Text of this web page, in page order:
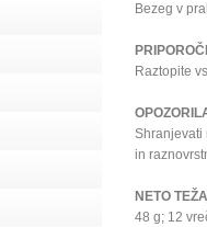
Raztopite
Shranjevati
in
NETO
48 g; 12